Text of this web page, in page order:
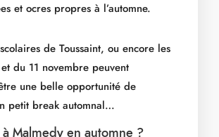
et ocres propres à l’automne.
de Toussaint, ou encore les
du 11 novembre peuvent
une belle opportunité de
petit break automnal…
Malmedy en automne ?